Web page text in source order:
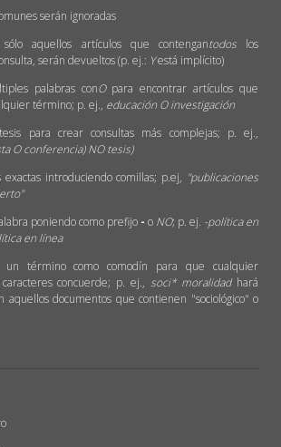
serán ignoradas
aquellos artículos que contengantodoslos
serán devueltos (p. ej.: Yestá implícito)
palabras conOpara encontrar artículos que
término; p. ej., educación O investigación
para crear consultas más complejas; p. ej.,
O conferencia) NO tesis)
exactas introduciendo comillas; p.ej, "publicaciones
poniendo como prefijo - o NO; p. ej. -política en
en línea
un término como comodín para que cualquier
concuerde; p. ej., soci* moralidadhará
aquellos documentos que contienen "sociológico" o